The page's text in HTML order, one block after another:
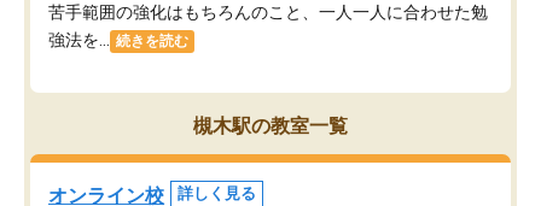
苦手範囲の強化はもちろんのこと、​一人一人に合わせた勉
強法を...
続きを読む
槻木駅の教室一覧
オンライン校 詳しく見る